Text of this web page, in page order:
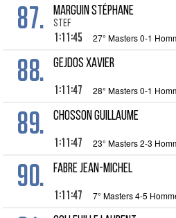
87. MARGUIN Stéphane
Stef
1:11:45 27° Masters 0-1
88. GEJDOS Xavier
1:11:47 28° Masters 0-1
89. CHOSSON Guillaume
1:11:47 23° Masters 2-3
90. FABRE Jean-Michel
1:11:47 7° Masters 4-5